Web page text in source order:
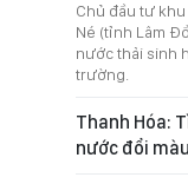
Chủ đầu tư
Né (tỉnh Lâm
nước thải sinh
trường.
Thanh Hóa:
nước đổi